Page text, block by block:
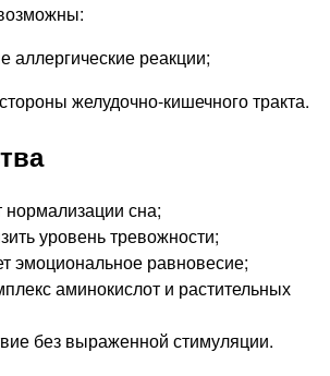
реакции;
желудочно‑кишечного тракта.
нормализации сна;
уровень тревожности;
эмоциональное равновесие;
аминокислот и растительных
без выраженной стимуляции.